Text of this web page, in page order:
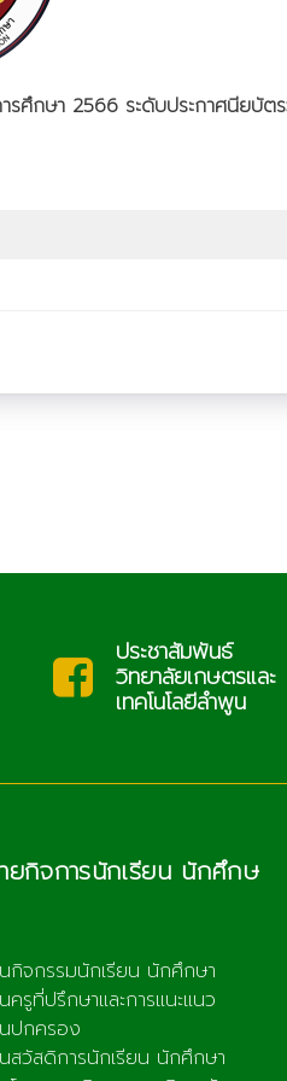
รศึกษา 2566 ระดับประกาศนียบัต
ประชาสัมพันธ์
วิทยาลัยเกษตรและ
เทคโนโลยีลำพูน
ยกิจการนักเรียน นักศึกษ
กิจกรรมนักเรียน นักศึกษา
ครูที่ปรึกษาและการแนะแนว
ปกครอง
สวัสดิการนักเรียน นักศึกษา